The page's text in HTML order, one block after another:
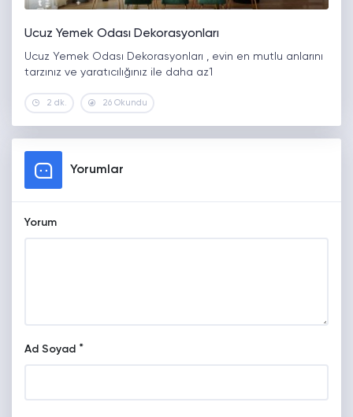
Ucuz Yemek Odası Dekorasyonları
Ucuz Yemek Odası Dekorasyonları , evin en mutlu anlarını
tarzınız ve yaratıcılığınız ile daha az1
2 dk. 26 Okundu
Yorumlar
Yorum
Ad Soyad *